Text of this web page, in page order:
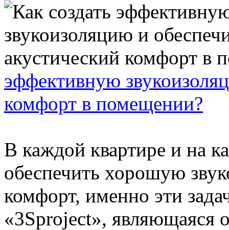
эффективную
комфорт в помещении?
В каждой квартире и на
обеспечить хорошую
комфорт, именно эти
«3Sproject», являющаяся